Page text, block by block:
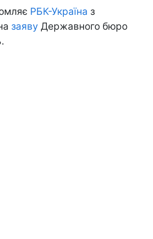
РБК-Україна з
заяву Державного бюро